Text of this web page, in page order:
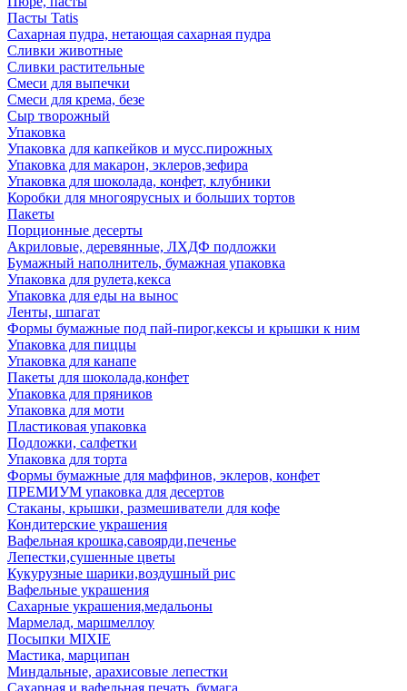
Пасты Tatis
Сахарная пудра, нетающая сахарная пудра
Сливки животные
Сливки растительные
Смеси для выпечки
Смеси для крема, безе
Сыр творожный
Упаковка
Упаковка для капкейков и мусс.пирожных
Упаковка для макарон, эклеров,зефира
Упаковка для шоколада, конфет, клубники
Коробки для многоярусных и больших тортов
Пакеты
Порционные десерты
Акриловые, деревянные, ЛХДФ подложки
Бумажный наполнитель, бумажная упаковка
Упаковка для рулета,кекса
Упаковка для еды на вынос
Ленты, шпагат
Формы бумажные под пай-пирог,кексы и крышки к ним
Упаковка для пиццы
Упаковка для канапе
Пакеты для шоколада,конфет
Упаковка для пряников
Упаковка для моти
Пластиковая упаковка
Подложки, салфетки
Упаковка для торта
Формы бумажные для маффинов, эклеров, конфет
ПРЕМИУМ упаковка для десертов
Стаканы, крышки, размешиватели для кофе
Кондитерские украшения
Вафельная крошка,савоярди,печенье
Лепестки,сушенные цветы
Кукурузные шарики,воздушный рис
Вафельные украшения
Сахарные украшения,медальоны
Мармелад, маршмеллоу
Посыпки MIXIE
Мастика, марципан
Миндальные, арахисовые лепестки
Сахарная и вафельная печать, бумага